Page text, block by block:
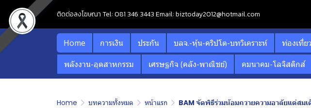
ติดต่อลงโฆษณา Tel: 081 346 3443 Email: biztoday2012@hotmail.com
Home การเงิน ประกัน บลจ.-หุ้น-คริปโต-บทวิเคราะห์ ท่องเที่ย
พลังงาน-อุตสาหกรรม
เศรษฐกิจ (คลัง-พาณิชย์) คมนาคม-โลจิสติกส์
Home บทความทั้งหมด หน้าแรก BAM จัดพิธีร่วมน้อมถวายความอาลัยแด่สม